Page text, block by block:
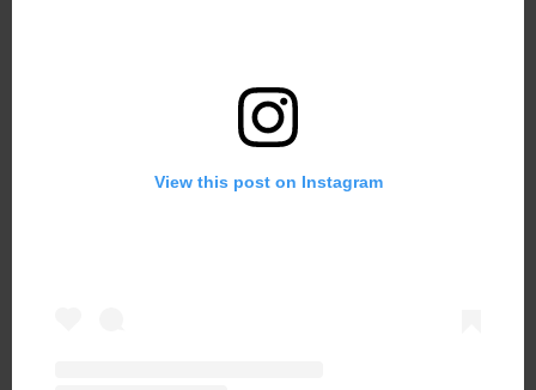
View this post on Instagram